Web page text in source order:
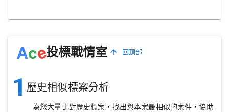
Ace投標戰情室 回頂部
1 歷史相似標案分析
為您大量比對歷史標案，找出與本案最相似的案件，協助